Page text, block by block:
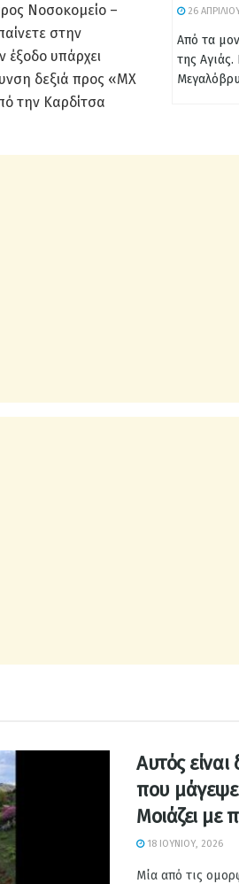
26
Από τα
της
Νοσοκομείο –
στην
έξοδο υπάρχει
δεξιά προς «MX
την Καρδίτσα
Αυτός
που
Μοιάζει με
18 ΙΟΥΝΊΟΥ, 2026
Μία από τις